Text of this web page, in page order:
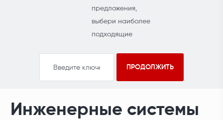
предложения,
выбери наиболее
подходящие
Инженерные системы